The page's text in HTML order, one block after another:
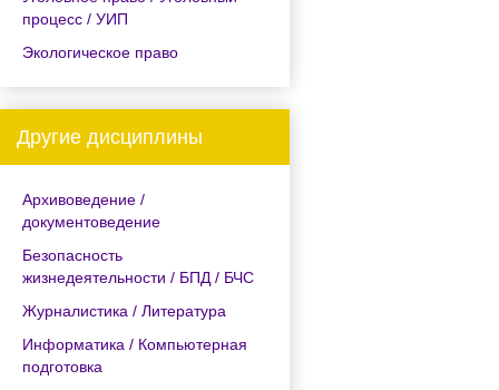
процесс / УИП
Экологическое право
Другие дисциплины
Архивоведение /
документоведение
Безопасность
жизнедеятельности / БПД / БЧС
Журналистика / Литература
Информатика / Компьютерная
подготовка